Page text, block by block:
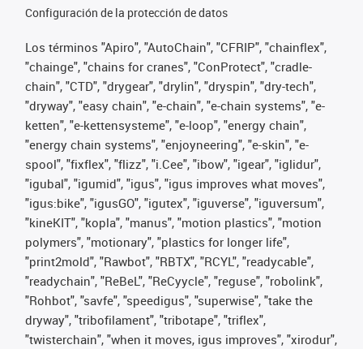
Configuración de la protección de datos
Los términos "Apiro", "AutoChain", "CFRIP", "chainflex",
"chainge", "chains for cranes", "ConProtect", "cradle-
chain", "CTD", "drygear", "drylin", "dryspin", "dry-tech",
"dryway", "easy chain", "e-chain", "e-chain systems", "e-
ketten", "e-kettensysteme", "e-loop", "energy chain",
"energy chain systems", "enjoyneering", "e-skin", "e-
spool", "fixflex", "flizz", "i.Cee", "ibow", "igear", "iglidur",
"igubal", "igumid", "igus", "igus improves what moves",
"igus:bike", "igusGO", "igutex", "iguverse", "iguversum",
"kineKIT", "kopla", "manus", "motion plastics", "motion
polymers", "motionary", "plastics for longer life",
"print2mold", "Rawbot", "RBTX", "RCYL", "readycable",
"readychain", "ReBeL", "ReCyycle", "reguse", "robolink",
"Rohbot", "savfe", "speedigus", "superwise", "take the
dryway", "tribofilament", "tribotape", "triflex",
"twisterchain", "when it moves, igus improves", "xirodur",